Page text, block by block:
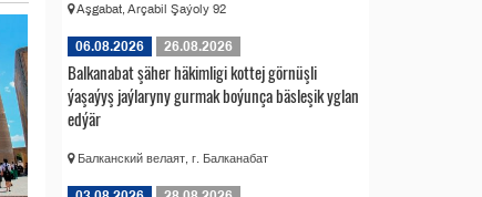
Aşgabat, Arçabil Şaýoly 92
06.08.2026 26.08.2026
Balkanabat şäher häkimligi kottej görnüşli
ýaşaýyş jaýlaryny gurmak boýunça bäsleşik yglan
edýär
Балканский велаят, г. Балканабат